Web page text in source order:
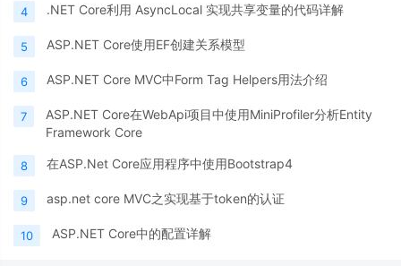
4 .NET Core利用 AsyncLocal 实现共享变量的代码详解
5 ASP.NET Core使用EF创建关系模型
6 ASP.NET Core MVC中Form Tag Helpers用法介绍
7
ASP.NET Core在WebApi项目中使用MiniProfiler分析Entity
Framework Core
8 在ASP.Net Core应用程序中使用Bootstrap4
9 asp.net core MVC之实现基于token的认证
10 ASP.NET Core中的配置详解